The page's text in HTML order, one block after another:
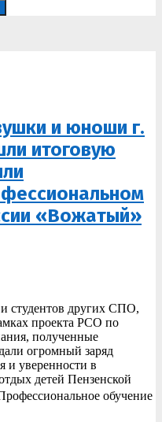
и юноши г.
итоговую
«Вожатый»
других СПО,
проекта РСО по
полученные
огромный заряд
и уверенности в
детей Пензенской
обучение